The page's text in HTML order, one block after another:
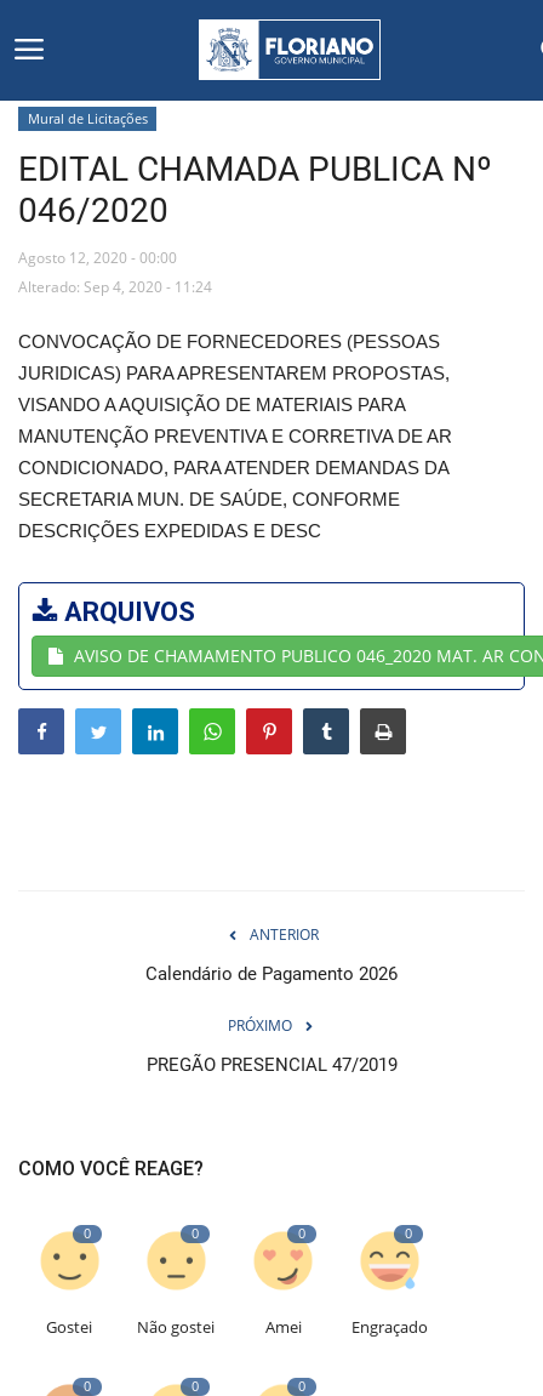
Início
Editais
Floriano
Secretarias e Órgãos
Mural de Licitações
Notícias
Vídeos
Webmail
Contato
Mural de Licitações
EDITAL CHAMADA PUBLICA Nº
046/2020
Agosto 12, 2020 - 00:00
Alterado: Sep 4, 2020 - 11:24
CONVOCAÇÃO DE FORNECEDORES (PESSOAS
JURIDICAS) PARA APRESENTAREM PROPOSTAS,
VISANDO A AQUISIÇÃO DE MATERIAIS PARA
MANUTENÇÃO PREVENTIVA E CORRETIVA DE AR
CONDICIONADO, PARA ATENDER DEMANDAS DA
SECRETARIA MUN. DE SAÚDE, CONFORME
DESCRIÇÕES EXPEDIDAS E DESC
ARQUIVOS
AVISO DE CHAMAMENTO PUBLICO 046_2020 MAT. AR
ANTERIOR
Calendário de Pagamento 2026
PRÓXIMO
PREGÃO PRESENCIAL 47/2019
COMO VOCÊ REAGE?
0
Gostei
0
Não gostei
0
Amei
0
Engraçado
0 0 0